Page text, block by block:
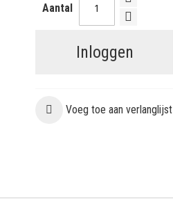
Aantal
Inloggen
Voeg toe aan verlanglijst